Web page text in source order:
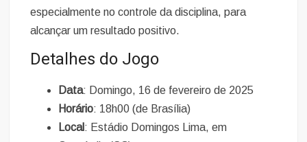
especialmente no controle da disciplina, para
alcançar um resultado positivo.
Detalhes do Jogo
Data: Domingo, 16 de fevereiro de 2025
Horário: 18h00 (de Brasília)
Local: Estádio Domingos Lima, em